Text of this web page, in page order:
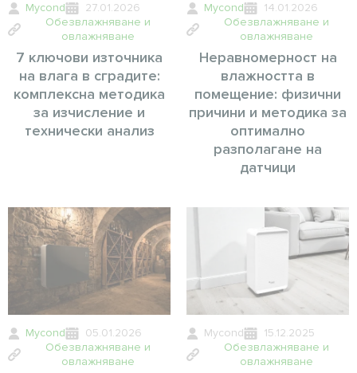
Mycond
27.01.2026
Обезвлажняване и
овлажняване
7 ключови източника
на влага в сградите:
комплексна методика
за изчисление и
технически анализ
Mycond
14.01.2026
Обезвлажняване и
овлажняване
Неравномерност на
влажността в
помещение: физични
причини и методика за
оптимално
разполагане на
датчици
Mycond
05.01.2026
Обезвлажняване и
овлажняване
Mycond
15.12.2025
Обезвлажняване и
овлажняване